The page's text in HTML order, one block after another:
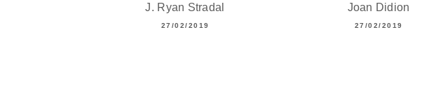
J. Ryan Stradal
27/02/2019
Joan Didion
27/02/2019